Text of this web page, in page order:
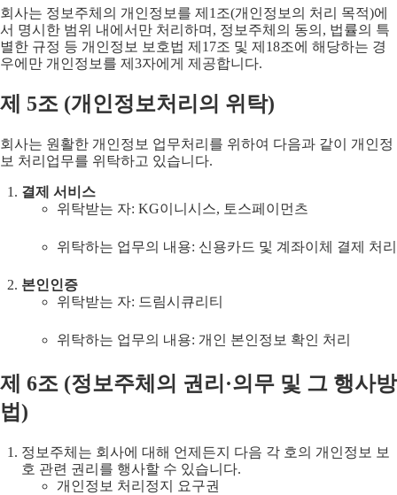
회사는 정보주체의 개인정보를 제1조(개인정보의 처리 목적)에
서 명시한 범위 내에서만 처리하며, 정보주체의 동의, 법률의 특
별한 규정 등 개인정보 보호법 제17조 및 제18조에 해당하는 경
우에만 개인정보를 제3자에게 제공합니다.
제 5조 (개인정보처리의 위탁)
회사는 원활한 개인정보 업무처리를 위하여 다음과 같이 개인정
보 처리업무를 위탁하고 있습니다.
결제 서비스
위탁받는 자: KG이니시스, 토스페이먼츠
위탁하는 업무의 내용: 신용카드 및 계좌이체 결제 처리
본인인증
위탁받는 자: 드림시큐리티
위탁하는 업무의 내용: 개인 본인정보 확인 처리
제 6조 (정보주체의 권리·의무 및 그 행사방
법)
정보주체는 회사에 대해 언제든지 다음 각 호의 개인정보 보
호 관련 권리를 행사할 수 있습니다.
개인정보 처리정지 요구권